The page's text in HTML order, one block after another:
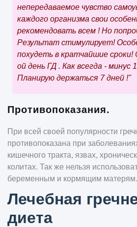
непередаваемое чувство
каждого организма свои
рекомендовать всем ! Но
Результат стимулирует!
похудеть в кратчайшие сроки!
ой день ГД . Как всегда - минус
Планирую держаться 7 дней !"
Противопоказания.
При всей своей популярности
противопоказана при
кишечного тракта, язвах,
колитах. Так же нельзя
беременным и кормящим матерям.
Лечебная
диета